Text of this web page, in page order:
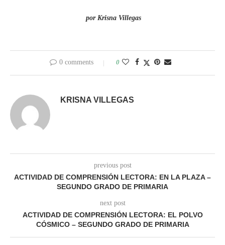
por Krisna Villegas
0 comments 0
KRISNA VILLEGAS
previous post
ACTIVIDAD DE COMPRENSIÓN LECTORA: EN LA PLAZA –
SEGUNDO GRADO DE PRIMARIA
next post
ACTIVIDAD DE COMPRENSIÓN LECTORA: EL POLVO
CÓSMICO – SEGUNDO GRADO DE PRIMARIA